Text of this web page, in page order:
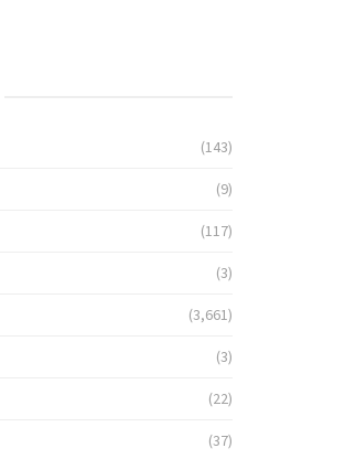
(143)
(9)
(117)
(3)
(3,661)
(3)
(22)
(37)